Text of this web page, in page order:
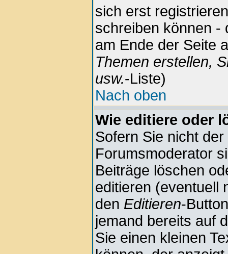
sich erst
schreiben können -
am Ende der Seite
Themen erstellen,
usw.-Liste)
Nach oben
Wie editiere oder
Sofern Sie nicht
Forumsmoderator
Beiträge löschen
editieren (eventuell
den Editieren-
jemand bereits auf
Sie einen kleinen